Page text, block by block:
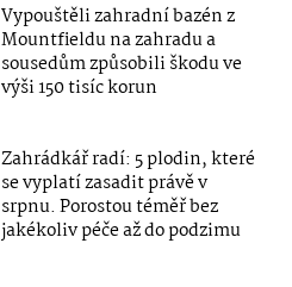
Vypouštěli zahradní bazén z
Mountfieldu na zahradu a
sousedům způsobili škodu ve
výši 150 tisíc korun
Zahrádkář radí: 5 plodin, které
se vyplatí zasadit právě v
srpnu. Porostou téměř bez
jakékoliv péče až do podzimu